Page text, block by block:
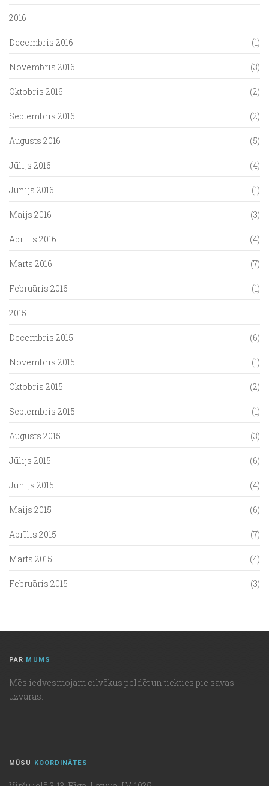
2016
Decembris 2016 (1)
Novembris 2016 (3)
Oktobris 2016 (2)
Septembris 2016 (2)
Augusts 2016 (5)
Jūlijs 2016 (4)
Jūnijs 2016 (1)
Maijs 2016 (3)
Aprīlis 2016 (4)
Marts 2016 (7)
Februāris 2016 (1)
2015
Decembris 2015 (6)
Novembris 2015 (1)
Oktobris 2015 (2)
Septembris 2015 (1)
Augusts 2015 (3)
Jūlijs 2015 (6)
Jūnijs 2015 (4)
Maijs 2015 (6)
Aprīlis 2015 (7)
Marts 2015 (4)
Februāris 2015 (3)
PAR MUMS
Mēs iedvesmojam cilvēkus peldēt un tiekties pie savas
uzvaras.
MŪSU KOORDINĀTES